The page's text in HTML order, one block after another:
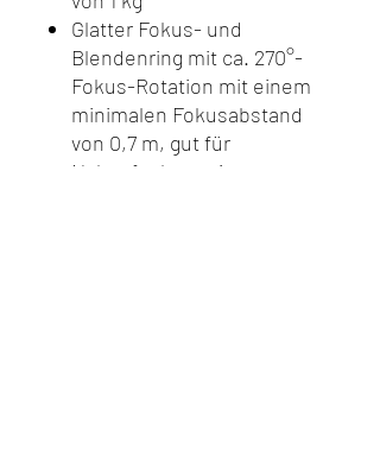
Glatter Fokus- und
Blendenring mit ca. 270°-
Fokus-Rotation mit einem
minimalen Fokusabstand
von 0,7 m, gut für
Nahaufnahmen im